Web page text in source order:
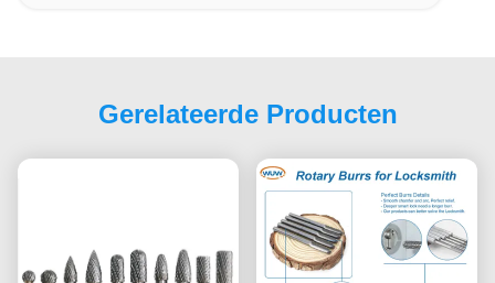
Gerelateerde Producten